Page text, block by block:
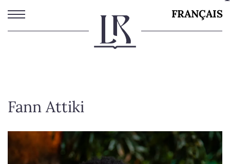
Aller
au
contenu
FRANÇAIS
Fann Attiki